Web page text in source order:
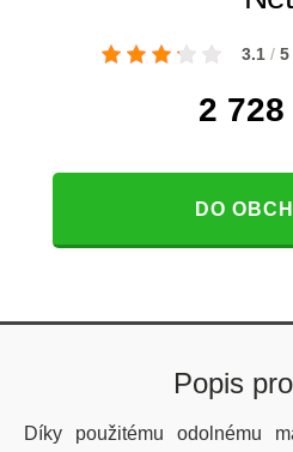
3.1 / 5
2 728
DO
Popis
Díky použitému odolnému